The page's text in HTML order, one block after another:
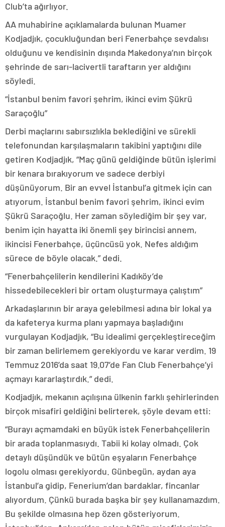
Club’ta ağırlıyor.
AA muhabirine açıklamalarda bulunan Muamer
Kodjadjık, çocukluğundan beri Fenerbahçe sevdalısı
olduğunu ve kendisinin dışında Makedonya’nın birçok
şehrinde de sarı-lacivertli taraftarın yer aldığını
söyledi.
“İstanbul benim favori şehrim, ikinci evim Şükrü
Saraçoğlu”
Derbi maçlarını sabırsızlıkla beklediğini ve sürekli
telefonundan karşılaşmaların takibini yaptığını dile
getiren Kodjadjık, “Maç günü geldiğinde bütün işlerimi
bir kenara bırakıyorum ve sadece derbiyi
düşünüyorum. Bir an evvel İstanbul’a gitmek için can
atıyorum. İstanbul benim favori şehrim, ikinci evim
Şükrü Saraçoğlu. Her zaman söylediğim bir şey var,
benim için hayatta iki önemli şey birincisi annem,
ikincisi Fenerbahçe, üçüncüsü yok. Nefes aldığım
sürece de böyle olacak.” dedi.
“Fenerbahçelilerin kendilerini Kadıköy’de
hissedebilecekleri bir ortam oluşturmaya çalıştım”
Arkadaşlarının bir araya gelebilmesi adına bir lokal ya
da kafeterya kurma planı yapmaya başladığını
vurgulayan Kodjadjık, “Bu idealimi gerçekleştireceğim
bir zaman belirlemem gerekiyordu ve karar verdim. 19
Temmuz 2016’da saat 19.07’de Fan Club Fenerbahçe’yi
açmayı kararlaştırdık.” dedi.
Kodjadjık, mekanın açılışına ülkenin farklı şehirlerinden
birçok misafiri geldiğini belirterek, şöyle devam etti:
“Burayı açmamdaki en büyük istek Fenerbahçelilerin
bir arada toplanmasıydı. Tabii ki kolay olmadı. Çok
detaylı düşündük ve bütün eşyaların Fenerbahçe
logolu olması gerekiyordu. Günbegün, aydan aya
İstanbul’a gidip, Fenerium’dan bardaklar, fincanlar
alıyordum. Çünkü burada başka bir şey kullanamazdım.
Bu şekilde olmasına hep özen gösteriyorum.